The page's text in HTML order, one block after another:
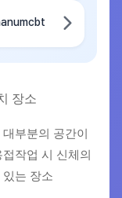
장소
부분의 공간이
작업 시 신체의
는 장소